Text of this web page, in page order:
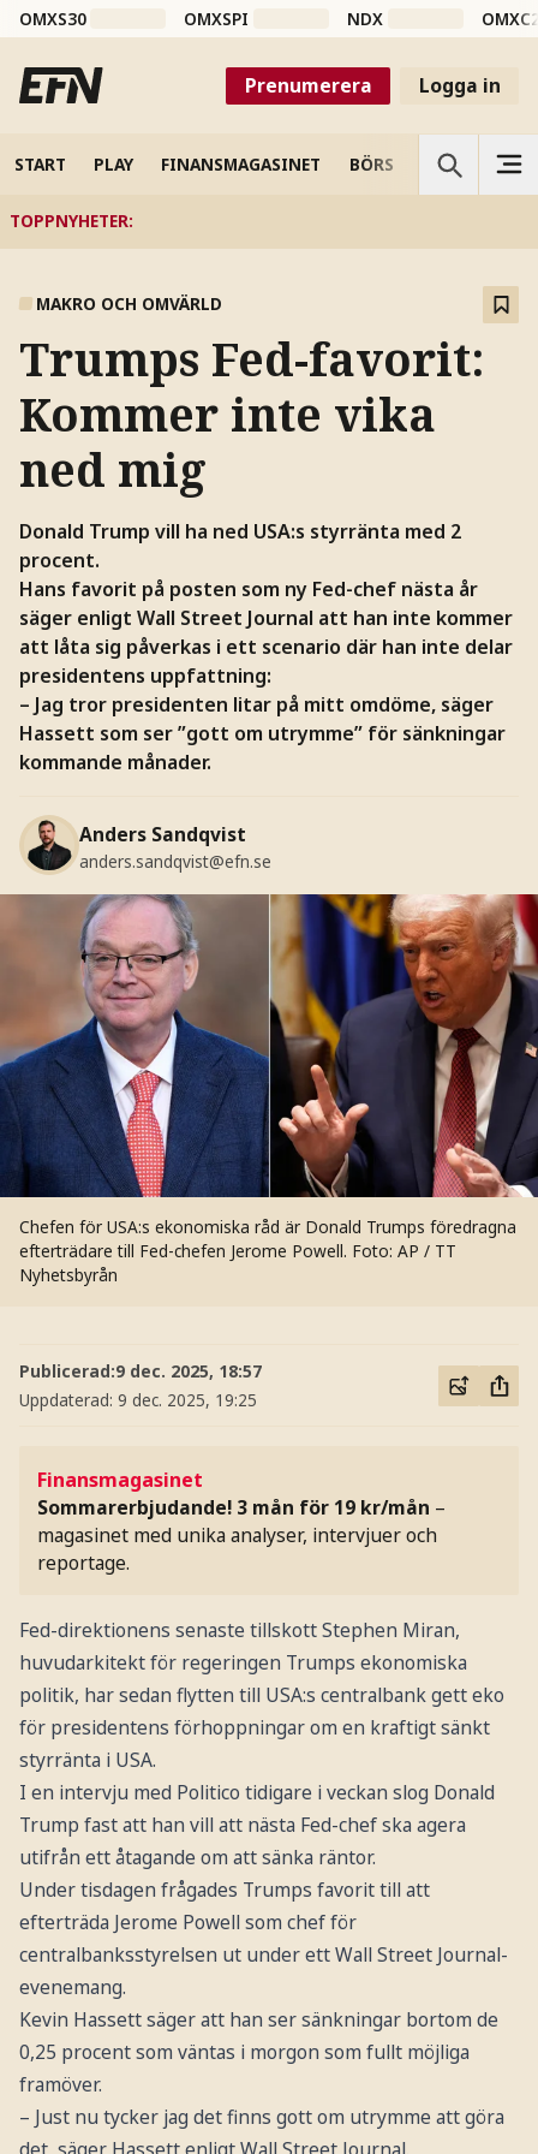
OMXS30 OMXSPI NDX
Prenumerera Logga in
START PLAY FINANSMAGASINET BÖRS VETENSKAP
TOPPNYHETER:
MAKRO OCH OMVÄRLD
Trumps Fed-favorit:
Kommer inte vika
ned mig
Donald Trump vill ha ned USA:s styrränta med 2
procent.
Hans favorit på posten som ny Fed-chef nästa år
säger enligt Wall Street Journal att han inte kommer
att låta sig påverkas i ett scenario där han inte delar
presidentens uppfattning:
– Jag tror presidenten litar på mitt omdöme, säger
Hassett som ser ”gott om utrymme” för sänkningar
kommande månader.
Anders Sandqvist
anders.sandqvist@efn.se
Chefen för USA:s ekonomiska råd är Donald Trumps föredragna
efterträdare till Fed-chefen Jerome Powell. Foto: AP / TT
Nyhetsbyrån
Publicerad:9 dec. 2025, 18:57
Uppdaterad: 9 dec. 2025, 19:25
Finansmagasinet
Sommarerbjudande! 3 mån för 19 kr/mån –
magasinet med unika analyser, intervjuer och
reportage.
Fed-direktionens senaste tillskott Stephen Miran,
huvudarkitekt för regeringen Trumps ekonomiska
politik, har sedan flytten till USA:s centralbank gett eko
för presidentens förhoppningar om en kraftigt sänkt
styrränta i USA.
I en intervju med Politico tidigare i veckan slog Donald
Trump fast att han vill att nästa Fed-chef ska agera
utifrån ett åtagande om att sänka räntor.
Under tisdagen frågades Trumps favorit till att
efterträda Jerome Powell som chef för
centralbanksstyrelsen ut under ett Wall Street Journal-
evenemang.
Kevin Hassett säger att han ser sänkningar bortom de
0,25 procent som väntas i morgon som fullt möjliga
framöver.
– Just nu tycker jag det finns gott om utrymme att göra